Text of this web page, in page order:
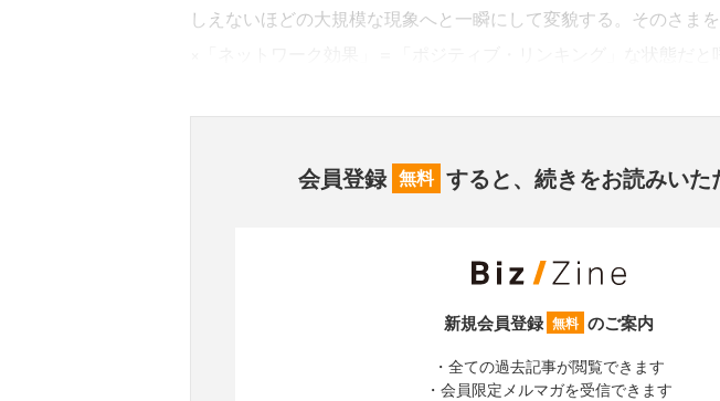
しえないほどの大規模な現象へと一瞬にして変貌する。そのさまを
会員登録 無料 すると、続きをお読みいた
新規会員登録 無料 のご案内
・全ての過去記事が閲覧できます
・会員限定メルマガを受信できます